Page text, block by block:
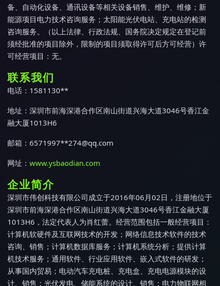
备、自动化设备、通讯设备等相关设备销售、维护、维修；新
能源项目电力技术咨询服务；太阳能光伏电站、充电站的检测
咨询服务。（以上法律、行政法规、国务院决定规定在登记前
须经批准的项目除外，限制的项目须取得许可后方可经营）许
可经营项目：无。
联系我们
电话：1581130**
地址：深圳市前海深港合作区南山街道兴海大道3046号香江金
融大厦1013H6
邮箱：6571997**274@qq.com
网址： www.ysbaodian.com
企业简介
深圳市伟创科技有限公司成立于2016年06月02日，注册地位于
深圳市前海深港合作区南山街道兴海大道3046号香江金融大厦
1013H6，法定代表人为肖红蕾。经营范围包括一般经营项目：
计算机软硬件及互联网技术的开发；网络信息技术软件的技术
咨询、销售；计算机数据库服务；计算机系统分析；提供计算
机技术服务；通用软件、行业应用软件、嵌入式软件的研发；
从事国内贸易；电动汽车充电桩、充电盒、充电电源模块的设
计、销售；光伏发电、储能系统的设计、销售；电力物联网相